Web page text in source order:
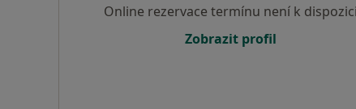
Online rezervace termínu není k
Zobrazit profil